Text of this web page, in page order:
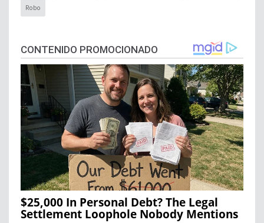
Robo
CONTENIDO PROMOCIONADO
$25,000 In Personal Debt? The Legal
Settlement Loophole Nobody Mentions